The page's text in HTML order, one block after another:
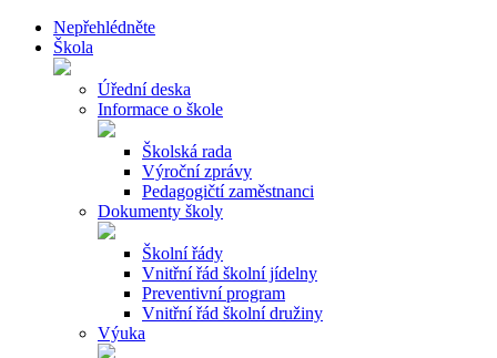
Nepřehlédněte
Škola
Úřední deska
Informace o škole
Školská rada
Výroční zprávy
Pedagogičtí zaměstnanci
Dokumenty školy
Školní řády
Vnitřní řád školní jídelny
Preventivní program
Vnitřní řád školní družiny
Výuka